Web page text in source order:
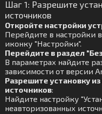
Шаг 1: Разрешите
источников
Откройте настройки
Перейдите в настройки
иконку "Настройки".
Перейдите в раздел
В параметрах найдите
зависимости от версии
Разрешите установку
источников:
Найдите настройку
неавторизованных